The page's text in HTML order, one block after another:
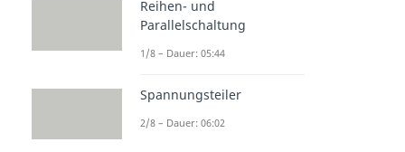
Reihen- und
Parallelschaltung
1/8 – Dauer: 05:44
Spannungsteiler
2/8 – Dauer: 06:02